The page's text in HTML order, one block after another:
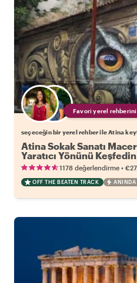
Favori yerel
seçeceğin bir yerel rehber ile Atina
Atina Sokak Sanatı
Yaratıcı Yönünü Keşfedin
1178 değerlendirme •
OFF THE BEATEN TRACK ANINDA